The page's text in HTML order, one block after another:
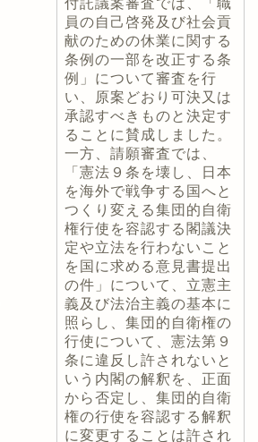
付託議案審査では、「職
員の自己啓発及び社会貢
献のための休業に関する
条例の一部を改正する条
例」について審査を行
い、原案どおり可決又は
承認すべきものと決定す
ることに賛成しました。
一方、請願審査では、
「憲法９条を壊し、日本
を海外で戦争する国へと
つくり変える集団的自衛
権行使を容認する閣議決
定や立法を行わないこと
を国に求める意見書提出
の件」について、立憲主
義及び法治主義の基本に
照らし、集団的自衛権の
行使について、憲法第９
条に違反し許されないと
いう内閣の解釈を、正面
から否定し、集団的自衛
権の行使を容認する解釈
に変更することは許され